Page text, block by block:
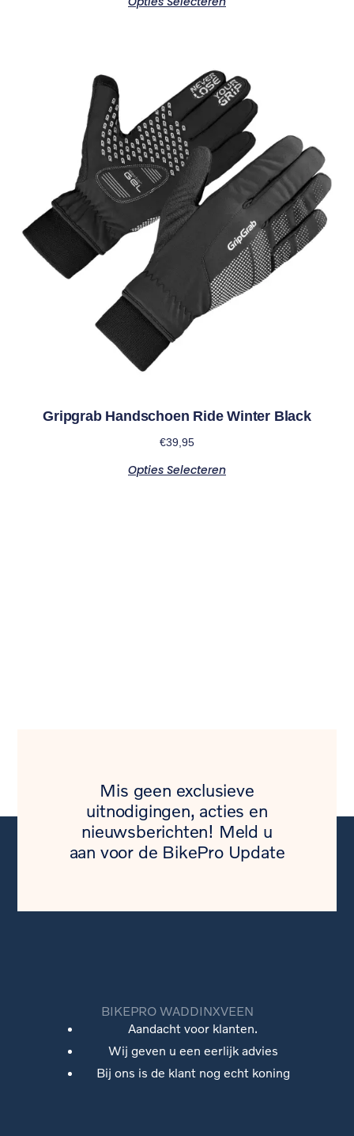
Gripgrab Handschoen Ride Winter Black
€39,95
Opties Selecteren
Mis geen exclusieve
uitnodigingen, acties en
nieuwsberichten! Meld u
aan voor de BikePro Update
BIKEPRO WADDINXVEEN
Aandacht voor klanten.
Wij geven u een eerlijk advies
Bij ons is de klant nog echt koning